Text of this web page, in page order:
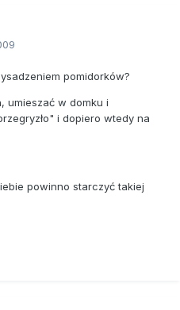
pomidorków?
umieszać w domku i
i dopiero wtedy na
powinno starczyć takiej